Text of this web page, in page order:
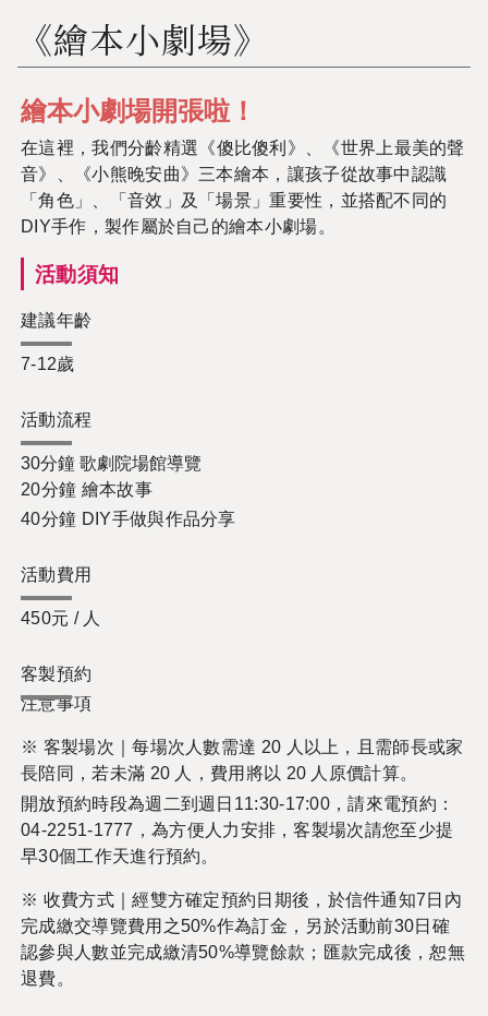
《繪本小劇場》
繪本小劇場開張啦！
在這裡，我們分齡精選 《傻比傻利》、
《世界上最美的聲
音》、《小熊晚安曲》三本繪本 ，讓孩子從故事中認識
「角色」、「音效」及「場景」重要性，並搭配不同的
DIY手作，製作屬於自己的繪本小劇場。
活動須知
建議年齡
7-12歲
活動流程
30分鐘 歌劇院場館導覽
20分鐘 繪本故事
40分鐘 DIY手做與作品分享
活動費用
450元 / 人
客製預約
注意事項
※ 客製場次｜每場次人數需達 20 人以上，且需師長或家
長陪同，若未滿 20 人，費用將以 20 人原價計算。
開放預約時段為週二到週日11:30-17:00，請來電預約：
04-2251-1777，為方便人力安排，客製場次請您至少提
早30個工作天進行預約。
※ 收費方式｜經雙方確定預約日期後，於信件通知7日內
完成繳交導覽費用之50%作為訂金，另於活動前30日確
認參與人數並完成繳清50%導覽餘款；匯款完成後，恕無
退費。